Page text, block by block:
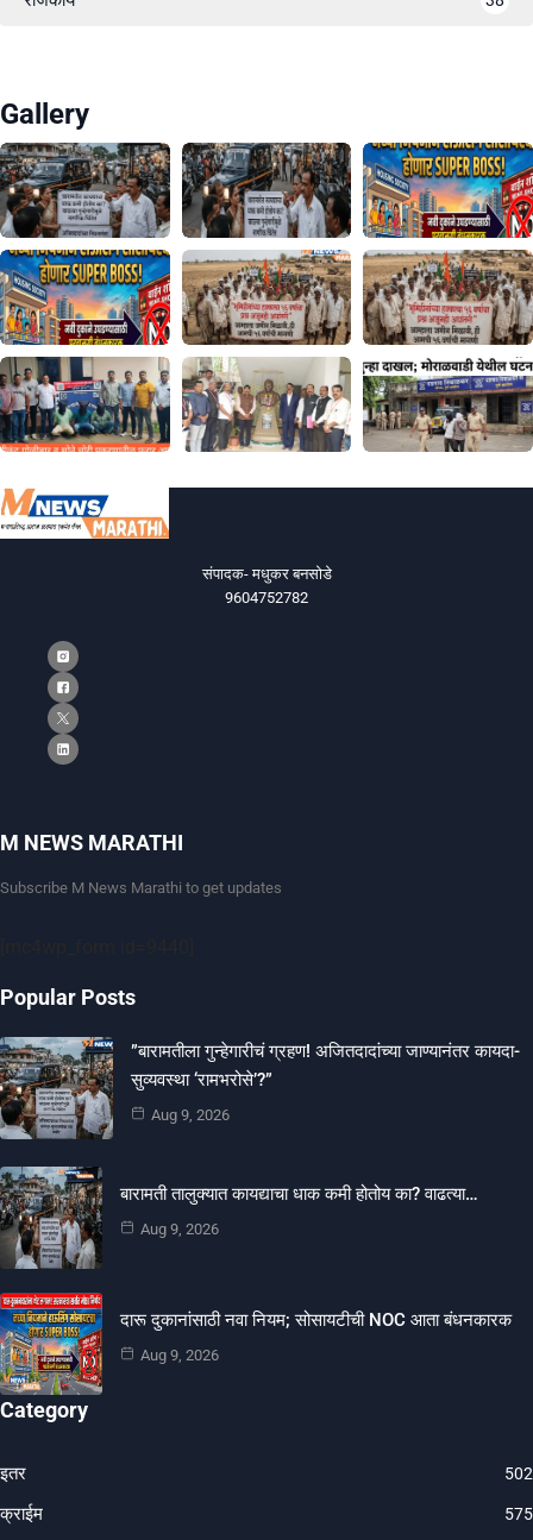
Gallery
संपादक- मधुकर बनसोडे
9604752782
M NEWS MARATHI
Subscribe M News Marathi to get updates
Popular Posts
​”बारामतीला गुन्हेगारीचं ग्रहण! अजितदादांच्या जाण्यानंतर कायदा-
सुव्यवस्था ‘रामभरोसे’?”
Aug 9, 2026
बारामती तालुक्यात कायद्याचा धाक कमी होतोय का? वाढत्या…
Aug 9, 2026
दारू दुकानांसाठी नवा नियम; सोसायटीची NOC आता बंधनकारक
Aug 9, 2026
Category
इतर 502
क्राईम 575